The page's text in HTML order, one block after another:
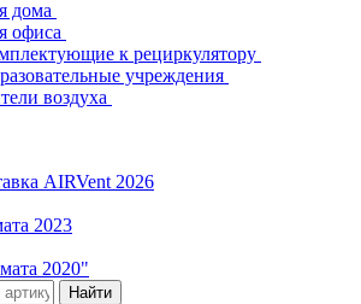
дома
офиса
к рециркулятору
учреждения
воздуха
AIRVent 2026
2023
2020"